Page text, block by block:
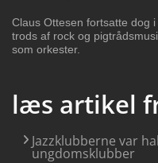
Claus Ottesen fortsatte dog
trods af rock og
som orkester.
læs artikel
Jazzklubberne var
ungdomsklubber